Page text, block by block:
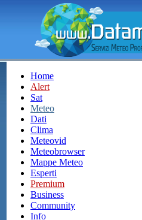
Home
Alert
Sat
Meteo
Dati
Clima
Meteovid
Meteobrowser
Mappe Meteo
Esperti
Premium
Business
Community
Info